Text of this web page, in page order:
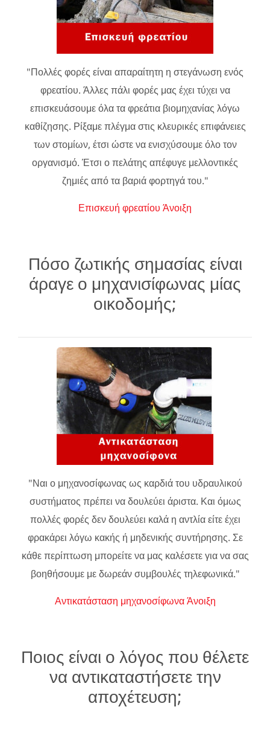
"Πολλές φορές είναι απαραίτητη η στεγάνωση ενός
φρεατίου. Άλλες πάλι φορές μας έχει τύχει να
επισκευάσουμε όλα τα φρεάτια βιομηχανίας λόγω
καθίζησης. Ρίξαμε πλέγμα στις κλευρικές επιφάνειες
των στομίων, έτσι ώστε να ενισχύσουμε όλο τον
οργανισμό. Έτσι ο πελάτης απέφυγε μελλοντικές
ζημιές από τα βαριά φορτηγά του."
Επισκευή φρεατίου Άνοιξη
Πόσο ζωτικής σημασίας είναι
άραγε ο μηχανισίφωνας μίας
οικοδομής;
"Ναι ο μηχανοσίφωνας ως καρδιά του υδραυλικού
συστήματος πρέπει να δουλεύει άριστα. Και όμως
πολλές φορές δεν δουλεύει καλά η αντλία είτε έχει
φρακάρει λόγω κακής ή μηδενικής συντήρησης. Σε
κάθε περίπτωση μπορείτε να μας καλέσετε για να σας
βοηθήσουμε με δωρεάν συμβουλές τηλεφωνικά."
Αντικατάσταση μηχανοσίφωνα Άνοιξη
Ποιος είναι ο λόγος που θέλετε
να αντικαταστήσετε την
αποχέτευση;